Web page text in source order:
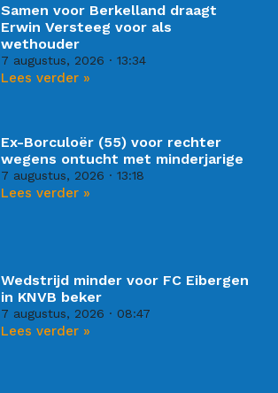
Samen voor Berkelland draagt
Erwin Versteeg voor als
wethouder
7 augustus, 2026 13:34
Lees verder »
Ex-Borculoër (55) voor rechter
wegens ontucht met minderjarige
7 augustus, 2026 13:18
Lees verder »
Wedstrijd minder voor FC Eibergen
in KNVB beker
7 augustus, 2026 08:47
Lees verder »